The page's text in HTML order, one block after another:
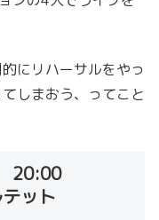
にリハーサルをやっ
しまおう、ってこと
20:00
ット